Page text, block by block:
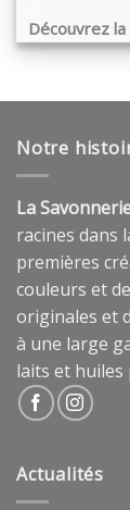
Découvrez
Notre
La
racines dans
premières
couleurs et
originales et
à une large
laits et huiles
Actualités